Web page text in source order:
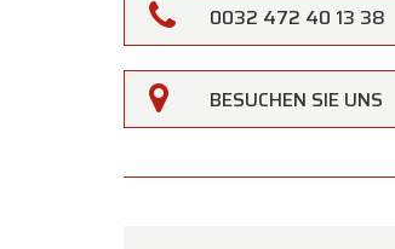
0032 472 40 13 38
BESUCHEN SIE UNS